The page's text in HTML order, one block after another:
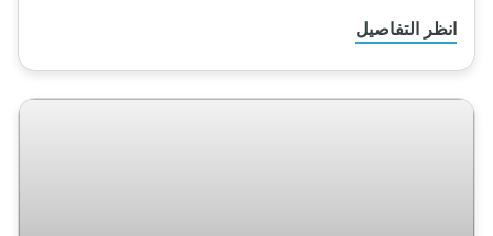
انظر التفاصيل